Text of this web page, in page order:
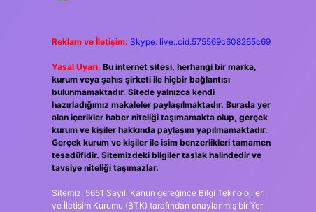
Reklam ve İletişim: Skype: live:.cid.575569c608265c69
Yasal Uyarı: Bu internet sitesi, herhangi bir marka,
kurum veya şahıs şirketi ile hiçbir bağlantısı
bulunmamaktadır. Sitede yalnızca kendi
hazırladığımız makaleler paylaşılmaktadır. Burada yer
alan içerikler haber niteliği taşımamakta olup, gerçek
kurum ve kişiler hakkında paylaşım yapılmamaktadır.
Gerçek kurum ve kişiler ile isim benzerlikleri tamamen
tesadüfidir. Sitemizdeki bilgiler taslak halindedir ve
tavsiye niteliği taşımazlar.
Sitemiz, 5651 Sayılı Kanun gereğince Bilgi Teknolojileri
ve İletişim Kurumu (BTK) tarafından onaylanmış bir Yer